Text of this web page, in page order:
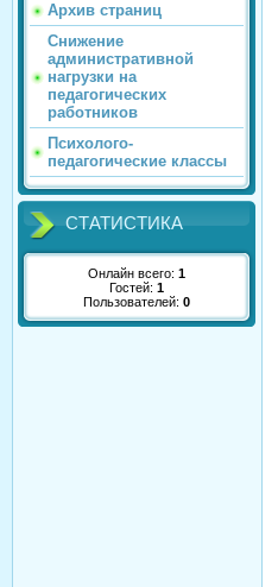
Архив страниц
Снижение
административной
нагрузки на
педагогических
работников
Психолого-
педагогические классы
СТАТИСТИКА
Онлайн всего: 1
Гостей: 1
Пользователей: 0